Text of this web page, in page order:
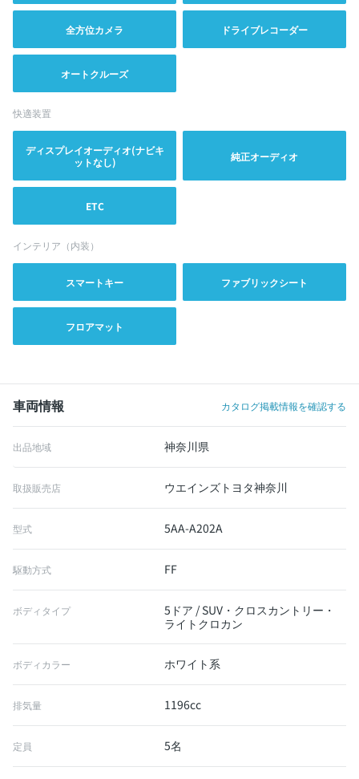
全方位カメラ ドライブレコーダー
オートクルーズ
快適装置
ディスプレイオーディオ(ナビキ
ットなし)
純正オーディオ
ETC
インテリア（内装）
スマートキー ファブリックシート
フロアマット
車両情報 カタログ掲載情報を確認する
出品地域 神奈川県
取扱販売店 ウエインズトヨタ神奈川
型式 5AA-A202A
駆動方式 FF
ボディタイプ
5ドア / SUV・クロスカントリー・
ライトクロカン
ボディカラー ホワイト系
排気量 1196cc
定員 5名